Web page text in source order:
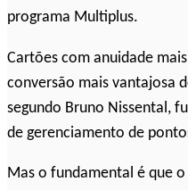
programa Multiplus.
Cartões com anuidade
conversão mais vantajosa
segundo Bruno Nissental,
de gerenciamento de
Mas o fundamental é que